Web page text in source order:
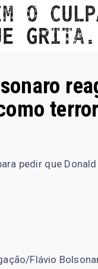
pedir que
Flávio